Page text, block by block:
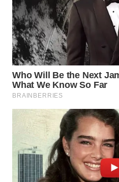
através da quebra
Transformação direta
combustíveis líquidos
Produção ecológica de
sem a necessidade de